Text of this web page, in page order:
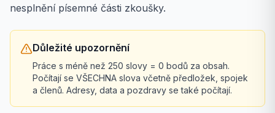
nesplnění písemné části zkoušky.
Důležité upozornění
Práce s méně než 250 slovy = 0 bodů za obsah.
Počítají se VŠECHNA slova včetně předložek, spojek
a členů. Adresy, data a pozdravy se také počítají.